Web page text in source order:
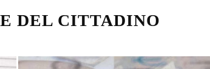
DEL CITTADINO